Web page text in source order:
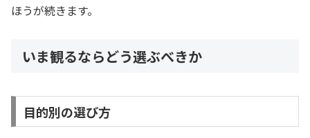
ほうが続きます。
いま観るならどう選ぶべきか
目的別の選び方